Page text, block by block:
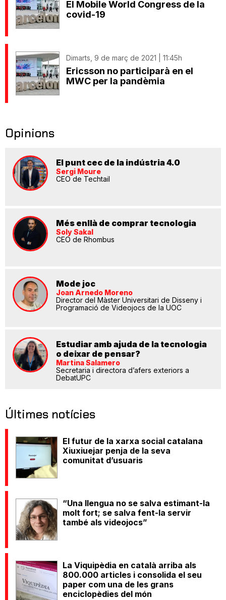
El Mobile World Congress de la
covid-19
Dimarts, 9 de març de 2021 | 11:45h
Ericsson no participarà en el
MWC per la pandèmia
Opinions
El punt cec de la indústria 4.0
Sergi Moure
CEO de Techtail
Més enllà de comprar tecnologia
Soly Sakal
CEO de Rhombus
Mode joc
Joan Arnedo Moreno
Director del Màster Universitari de Disseny i
Programació de Videojocs de la UOC
Estudiar amb ajuda de la tecnologia
o deixar de pensar?
Martina Salamero
Secretaria i directora d’afers exteriors a
DebatUPC
Últimes notícies
El futur de la xarxa social catalana
Xiuxiuejar penja de la seva
comunitat d’usuaris
“Una llengua no se salva estimant-la
molt fort; se salva fent-la servir
també als videojocs”
La Viquipèdia en català arriba als
800.000 articles i consolida el seu
paper com una de les grans
enciclopèdies del món